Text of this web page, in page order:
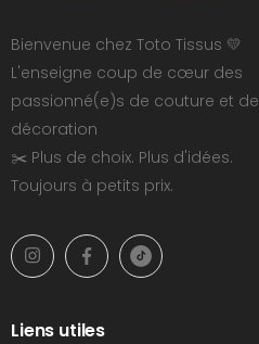
Bienvenue chez Toto Tissus 💛
L'enseigne coup de cœur des
passionné(e)s de couture et de
décoration
✂️ Plus de choix. Plus d'idées.
Toujours à petits prix.
Liens utiles